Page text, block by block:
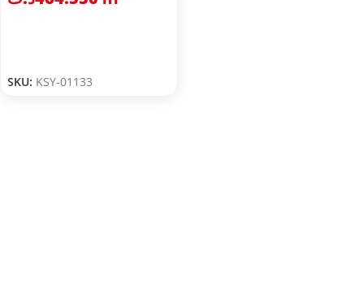
SKU: KSY-01133